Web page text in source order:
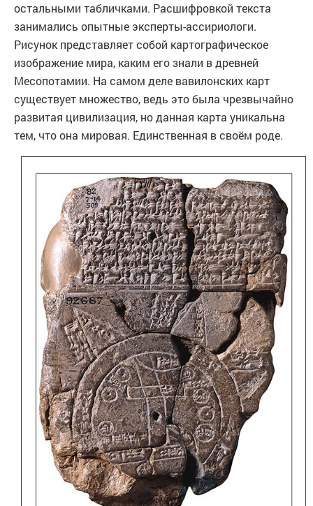
остальными табличками. Расшифровкой текста
занимались опытные эксперты-ассириологи.
Рисунок представляет собой картографическое
изображение мира, каким его знали в древней
Месопотамии. На самом деле вавилонских карт
существует множество, ведь это была чрезвычайно
развитая цивилизация, но данная карта уникальна
тем, что она мировая. Единственная в своём роде.